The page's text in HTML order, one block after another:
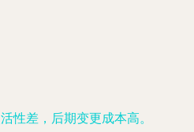
性差，后期变更成本高。